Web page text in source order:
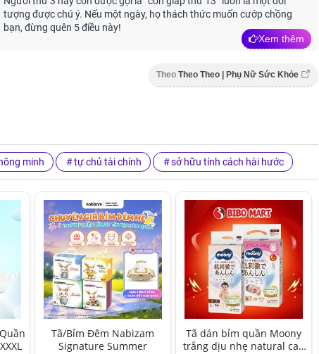
tượng được chú ý. Nếu một ngày, họ thách thức muốn cướp chồng
bạn, đừng quên 5 điều này!
Xem thêm
Theo Theo Theo | Phụ Nữ Sức Khỏe
minh tự chủ tài chính sở hữu tính cách hài hước
Tã/Bỉm Đêm Nabizam
Signature Summer
Tã dán bỉm quần Moony
trắng dịu nhẹ natural cao